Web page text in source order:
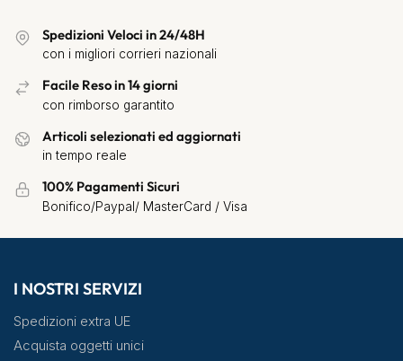
Spedizioni Veloci in 24/48H
con i migliori corrieri nazionali
Facile Reso in 14 giorni
con rimborso garantito
Articoli selezionati ed aggiornati
in tempo reale
100% Pagamenti Sicuri
Bonifico/Paypal/ MasterCard / Visa
I NOSTRI SERVIZI
Spedizioni extra UE
Acquista oggetti unici